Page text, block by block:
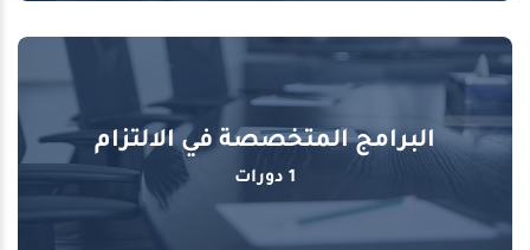
البرامج المتخصصة في الالتزام
1 دورات